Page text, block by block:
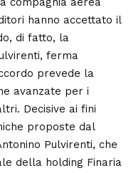
hanno accettato il
di fatto, la
ferma
prevede la
avanzate per i
Decisive ai fini
proposte dal
Pulvirenti, che
della holding Finaria